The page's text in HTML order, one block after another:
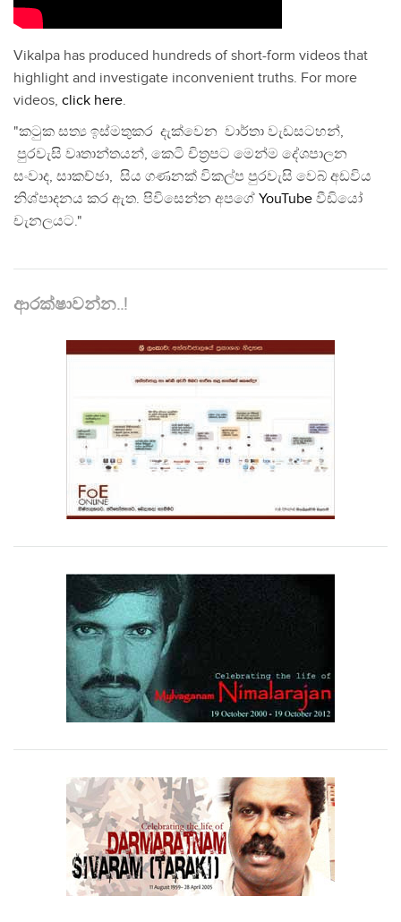
Vikalpa has produced hundreds of short-form videos that
highlight and investigate inconvenient truths. For more
videos, click here.
"කටුක සත්‍ය ඉස්මතුකර දැක්වෙන වාර්තා වැඩසටහන්,
පුරවැසි වෘතාන්තයන්, කෙටි චිත්‍රපට මෙන්ම දේශපාලන
සංවාද, සාකච්ඡා, සිය ගණනක් විකල්ප පුරවැසි වෙබ් අඩවිය
නිශ්පාදනය කර ඇත. පිවිසෙන්න අපගේ YouTube වීඩියෝ
චැනලයට."
ආරක්ෂාවන්න..!